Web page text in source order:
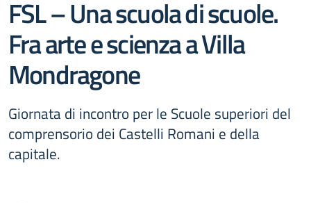
FSL – Una scuola di scuole.
Fra arte e scienza a Villa
Mondragone
Giornata di incontro per le Scuole superiori del
comprensorio dei Castelli Romani e della
capitale.